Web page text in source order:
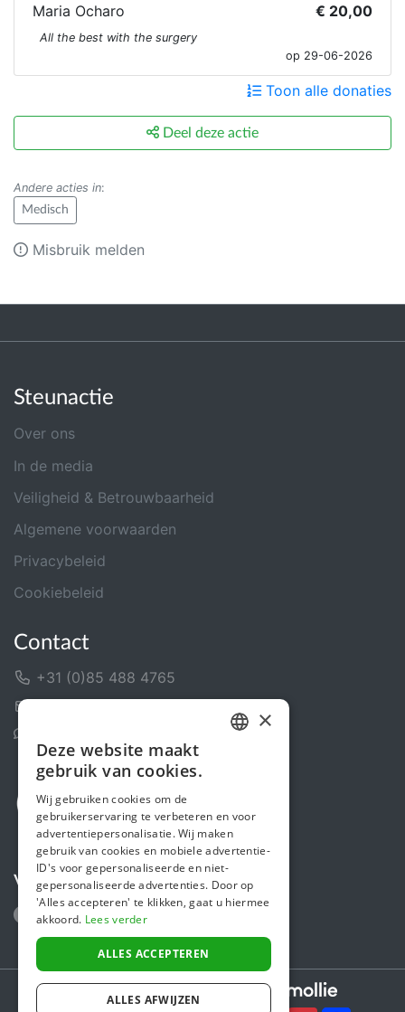
Maria Ocharo € 20,00
All the best with the surgery
op 29-06-2026
Toon alle donaties
Deel deze actie
Andere acties in:
Medisch
Misbruik melden
Steunactie
Over ons
In de media
Veiligheid & Betrouwbaarheid
Algemene voorwaarden
Privacybeleid
Cookiebeleid
Contact
+31 (0)85 488 4765
Volg ons
Secure payments powered by
ENGLISH
×
Deze website maakt
gebruik van cookies.
Wij gebruiken cookies om de
gebruikerservaring te verbeteren en voor
advertentiepersonalisatie. Wij maken
gebruik van cookies en mobiele advertentie-
ID's voor gepersonaliseerde en niet-
gepersonaliseerde advertenties. Door op
'Alles accepteren' te klikken, gaat u hiermee
akkoord. Lees verder
ALLES ACCEPTEREN
ALLES AFWIJZEN